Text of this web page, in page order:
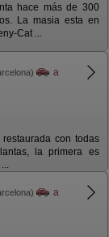
hace más de 300
La masia esta en
Cat ...
a
con todas
la primera es
a